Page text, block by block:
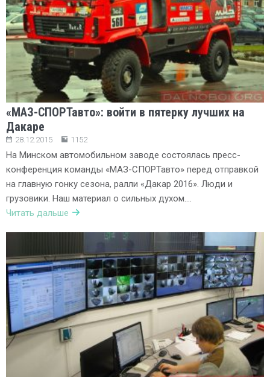
«МАЗ-СПОРТавто»: войти в пятерку лучших на
Дакаре
28.12.2015 1152
На Минском автомобильном заводе состоялась пресс-
конференция команды «МАЗ-СПОРТавто» перед отправкой
на главную гонку сезона, ралли «Дакар 2016». Люди и
грузовики. Наш материал о сильных духом….
Читать дальше